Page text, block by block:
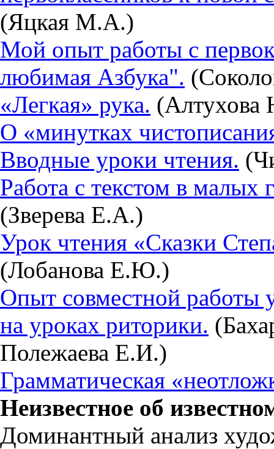
(Яцкая М.А.)
Мой опыт работы с
любимая Азбука".
«Легкая» рука. (Алтухова
О «минутках
Вводные уроки чтения.
Работа с текстом в малых
(Зверева Е.А.)
Урок чтения «Сказки
(Лобанова Е.Ю.)
Опыт совместной работы
на уроках риторики.
Полежаева Е.И.)
Грамматическая
Неизвестное об
Доминантный анализ